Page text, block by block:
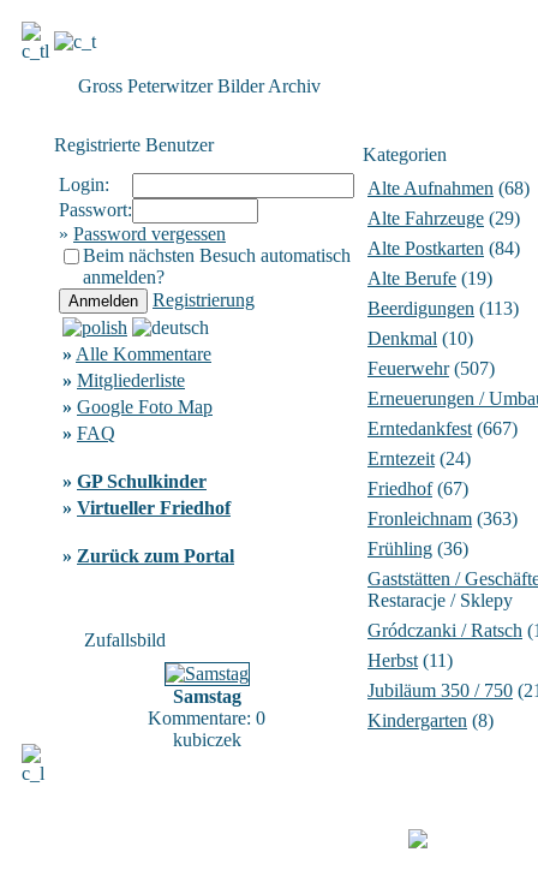
Gross Peterwitzer Bilder Archiv
Registrierte Benutzer
Login:
Passwort:
» Password vergessen
Beim nächsten Besuch automatisch
anmelden?
Registrierung
» Alle Kommentare
» Mitgliederliste
» Google Foto Map
» FAQ
» GP Schulkinder
» Virtueller Friedhof
» Zurück zum Portal
Zufallsbild
Samstag
Kommentare: 0
kubiczek
Kategorien
Alte Aufnahmen (68)
Alte Fahrzeuge (29)
Alte Postkarten (84)
Alte Berufe (19)
Beerdigungen (113)
Denkmal (10)
Feuerwehr(507)
Erneuerungen /
Erntedankfest (667)
Erntezeit (24)
Friedhof(67)
Fronleichnam (363)
Frühling (36)
Gaststätten /
Restaracje / Sklepy
Gródczanki / Ratsch
Herbst (11)
Jubiläum 350 / 750
Kindergarten (8)